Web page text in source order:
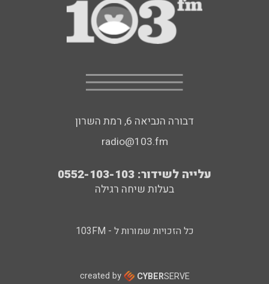
דבורה הנביאה 6, רמת השרון
radio@103.fm
עלייה לשידור: 0552-103-103
בעלות שיחה רגילה
כל הזכויות שמורות ל - 103FM
created by CYBERSERVE